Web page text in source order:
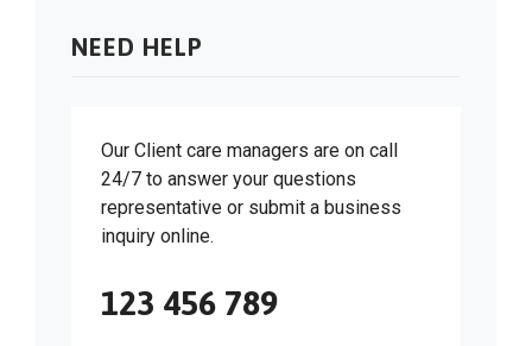
NEED HELP
Our Client care managers are on call
24/7 to answer your questions
representative or submit a business
inquiry online.
123 456 789